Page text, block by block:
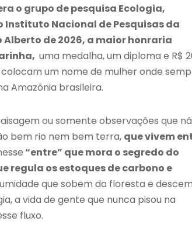
o grupo de pesquisa Ecologia,
Instituto Nacional de Pesquisas da
de 2026, a maior honraria
uma medalha, um diploma e R$
um nome de mulher onde
Amazônia brasileira.
ou somente observações que
bem rio nem bem terra, que vivem
“entre” que mora o segredo do
regula os estoques de carbono e
que sobem da floresta e descem
a vida de gente que nunca pisou na
fluxo.